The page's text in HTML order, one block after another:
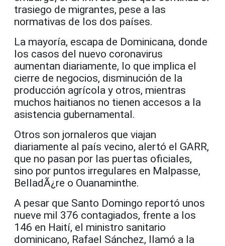
trasiego de migrantes, pese a las
normativas de los dos países.
La mayoría, escapa de Dominicana, donde
los casos del nuevo coronavirus
aumentan diariamente, lo que implica el
cierre de negocios, disminución de la
producción agrícola y otros, mientras
muchos haitianos no tienen accesos a la
asistencia gubernamental.
Otros son jornaleros que viajan
diariamente al país vecino, alertó el GARR,
que no pasan por las puertas oficiales,
sino por puntos irregulares en Malpasse,
BelladÃ¿re o Ouanaminthe.
A pesar que Santo Domingo reportó unos
nueve mil 376 contagiados, frente a los
146 en Haití, el ministro sanitario
dominicano, Rafael Sánchez, llamó a la